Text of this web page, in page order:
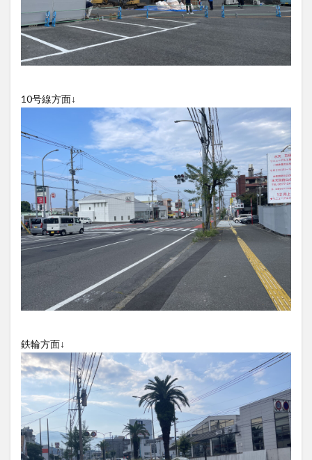
10号線方面↓
鉄輪方面↓
別府市
別府観光 古国府 古墳
古物
古着
台湾料理 和定食 和菓子
国東市
地獄めぐり 城島高原パーク
壁画
大分グルメ
大分三好ヴァイセアドラー
大分市
大分市美術館
大分県立美術館 大分空港
大分駅近く
大神ファーム
大谷翔平選手
姫島村
子ども教室 子ども服
子育て
宇佐市
居酒屋 屋台
平和市民公園能楽堂
庄内町カフェ
府内 投票 挾間町
新幹線
新店
日出 日出町 日田市
昆虫食
明豊
期間限定 本
海開き 温泉
滝
漢方 炭火焼き 焼き菓子
犬
磨崖仏
移転
竹田 竹田市 竹田市ディナー
紅葉
絵本
自動販売機 自転車 臼杵市
舞台
芋
花 花火 茶碗蒸し
虹
衆議院選挙
複合公共施設 観光
観光スポット
話題
豊後大野 豊後大野市
豊後高田市